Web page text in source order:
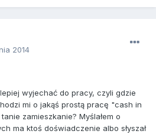
2014
wyjechać do pracy, czyli gdzie
mi o jakąś prostą pracę "cash in
zamieszkanie? Myślałem o
ma ktoś doświadczenie albo słyszał